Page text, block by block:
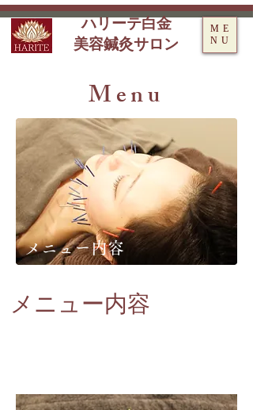
ハリーテ白金
美容鍼灸サロン
ME
NU
Menu
メニュー内容
​メニュー内容